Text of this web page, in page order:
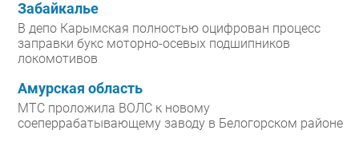
Забайкалье
В депо Карымская полностью оцифрован процесс
заправки букс моторно-осевых подшипников
локомотивов
Амурская область
МТС проложила ВОЛС к новому
соеперрабатывающему заводу в Белогорском районе